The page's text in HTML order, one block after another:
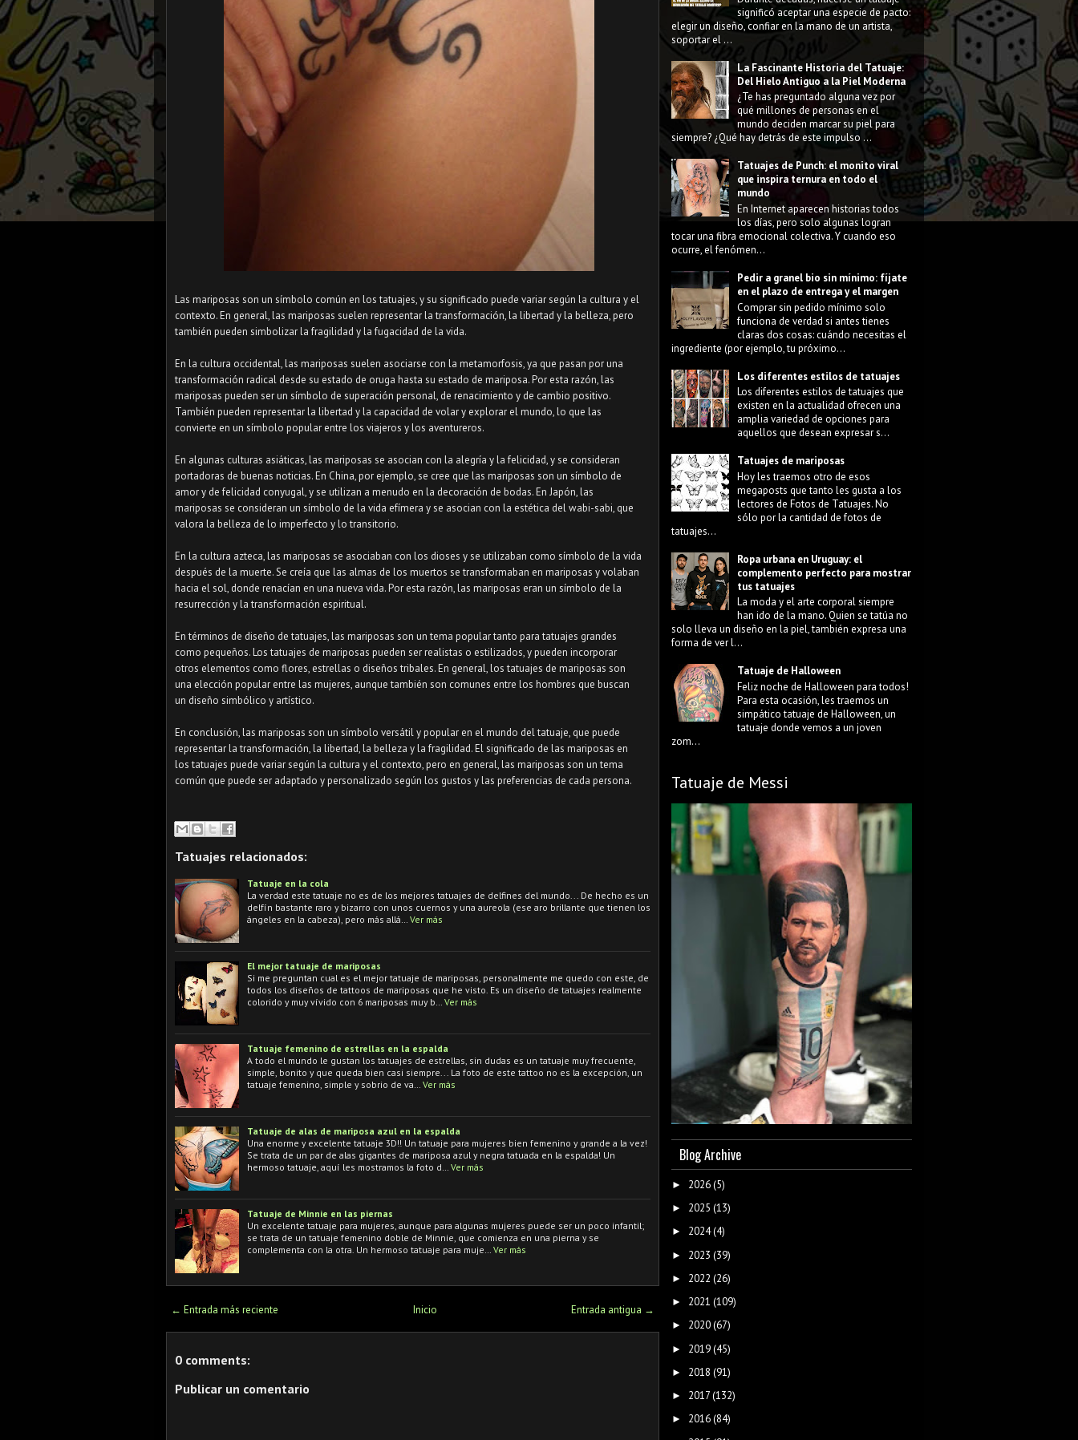
Las mariposas son un símbolo común en los tatuajes, y su significado puede variar según la cultura y el
contexto. En general, las mariposas suelen representar la transformación, la libertad y la belleza, pero
también pueden simbolizar la fragilidad y la fugacidad de la vida.
En la cultura occidental, las mariposas suelen asociarse con la metamorfosis, ya que pasan por una
transformación radical desde su estado de oruga hasta su estado de mariposa. Por esta razón, las
mariposas pueden ser un símbolo de superación personal, de renacimiento y de cambio positivo.
También pueden representar la libertad y la capacidad de volar y explorar el mundo, lo que las
convierte en un símbolo popular entre los viajeros y los aventureros.
En algunas culturas asiáticas, las mariposas se asocian con la alegría y la felicidad, y se consideran
portadoras de buenas noticias. En China, por ejemplo, se cree que las mariposas son un símbolo de
amor y de felicidad conyugal, y se utilizan a menudo en la decoración de bodas. En Japón, las
mariposas se consideran un símbolo de la vida efímera y se asocian con la estética del wabi-sabi, que
valora la belleza de lo imperfecto y lo transitorio.
En la cultura azteca, las mariposas se asociaban con los dioses y se utilizaban como símbolo de la vida
después de la muerte. Se creía que las almas de los muertos se transformaban en mariposas y volaban
hacia el sol, donde renacían en una nueva vida. Por esta razón, las mariposas eran un símbolo de la
resurrección y la transformación espiritual.
En términos de diseño de tatuajes, las mariposas son un tema popular tanto para tatuajes grandes
como pequeños. Los tatuajes de mariposas pueden ser realistas o estilizados, y pueden incorporar
otros elementos como flores, estrellas o diseños tribales. En general, los tatuajes de mariposas son
una elección popular entre las mujeres, aunque también son comunes entre los hombres que buscan
un diseño simbólico y artístico.
En conclusión, las mariposas son un símbolo versátil y popular en el mundo del tatuaje, que puede
representar la transformación, la libertad, la belleza y la fragilidad. El significado de las mariposas en
los tatuajes puede variar según la cultura y el contexto, pero en general, las mariposas son un tema
común que puede ser adaptado y personalizado según los gustos y las preferencias de cada persona.
Tatuajes relacionados:
Tatuaje en la cola
La verdad este tatuaje no es de los mejores tatuajes de delfines del mundo... De hecho es un
delfín bastante raro y bizarro con unos cuernos y una aureola (ese aro brillante que tienen los
ángeles en la cabeza), pero más allá…
Ver más
El mejor tatuaje de mariposas
Si me preguntan cual es el mejor tatuaje de mariposas, personalmente me quedo con este, de
todos los diseños de tattoos de mariposas que he visto. Es un diseño de tatuajes realmente
colorido y muy vívido con 6 mariposas muy b…
Ver más
Tatuaje femenino de estrellas en la espalda
A todo el mundo le gustan los tatuajes de estrellas, sin dudas es un tatuaje muy frecuente,
simple, bonito y que queda bien casi siempre... La foto de este tattoo no es la excepción, un
tatuaje femenino, simple y sobrio de va…
Ver más
Tatuaje de alas de mariposa azul en la espalda
Una enorme y excelente tatuaje 3D!! Un tatuaje para mujeres bien femenino y grande a la vez!
Se trata de un par de alas gigantes de mariposa azul y negra tatuada en la espalda! Un
hermoso tatuaje, aquí les mostramos la foto d…
Ver más
Tatuaje de Minnie en las piernas
Un excelente tatuaje para mujeres, aunque para algunas mujeres puede ser un poco infantil;
se trata de un tatuaje femenino doble de Minnie, que comienza en una pierna y se
complementa con la otra. Un hermoso tatuaje para muje…
Ver más
← Entrada más reciente Entrada antigua →
Inicio
0 comments:
Publicar un comentario
significó aceptar una especie de pacto:
elegir un diseño, confiar en la mano de un artista,
soportar el ...
La Fascinante Historia del Tatuaje:
Del Hielo Antiguo a la Piel Moderna
¿Te has preguntado alguna vez por
qué millones de personas en el
mundo deciden marcar su piel para
siempre? ¿Qué hay detrás de este impulso ...
Tatuajes de Punch: el monito viral
que inspira ternura en todo el
mundo
En Internet aparecen historias todos
los días, pero solo algunas logran
tocar una fibra emocional colectiva. Y cuando eso
ocurre, el fenómen...
Pedir a granel bio sin mínimo: fíjate
en el plazo de entrega y el margen
Comprar sin pedido mínimo solo
funciona de verdad si antes tienes
claras dos cosas: cuándo necesitas el
ingrediente (por ejemplo, tu próximo...
Los diferentes estilos de tatuajes
Los diferentes estilos de tatuajes que
existen en la actualidad ofrecen una
amplia variedad de opciones para
aquellos que desean expresar s...
Tatuajes de mariposas
Hoy les traemos otro de esos
megaposts que tanto les gusta a los
lectores de Fotos de Tatuajes. No
sólo por la cantidad de fotos de
tatuajes...
Ropa urbana en Uruguay: el
complemento perfecto para mostrar
tus tatuajes
La moda y el arte corporal siempre
han ido de la mano. Quien se tatúa no
solo lleva un diseño en la piel, también expresa una
forma de ver l...
Tatuaje de Halloween
Feliz noche de Halloween para todos!
Para esta ocasión, les traemos un
simpático tatuaje de Halloween, un
tatuaje donde vemos a un joven
zom...
Tatuaje de Messi
Blog Archive
► 2026(5)
► 2025 (13)
► 2024(4)
► 2023 (39)
► 2022 (26)
► 2021 (109)
► 2020(67)
► 2019(45)
► 2018 (91)
► 2017(132)
► 2016(84)